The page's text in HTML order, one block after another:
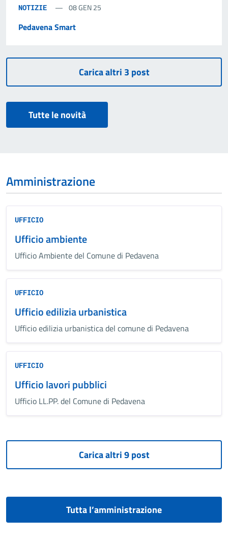
NOTIZIE 08 GEN 25
Pedavena Smart
Tutte le novità
Amministrazione
UFFICIO
Ufficio ambiente
Ufficio Ambiente del Comune di Pedavena
UFFICIO
Ufficio edilizia urbanistica
Ufficio edilizia urbanistica del comune di Pedavena
UFFICIO
Ufficio lavori pubblici
Ufficio LL.PP. del Comune di Pedavena
Tutta l’amministrazione